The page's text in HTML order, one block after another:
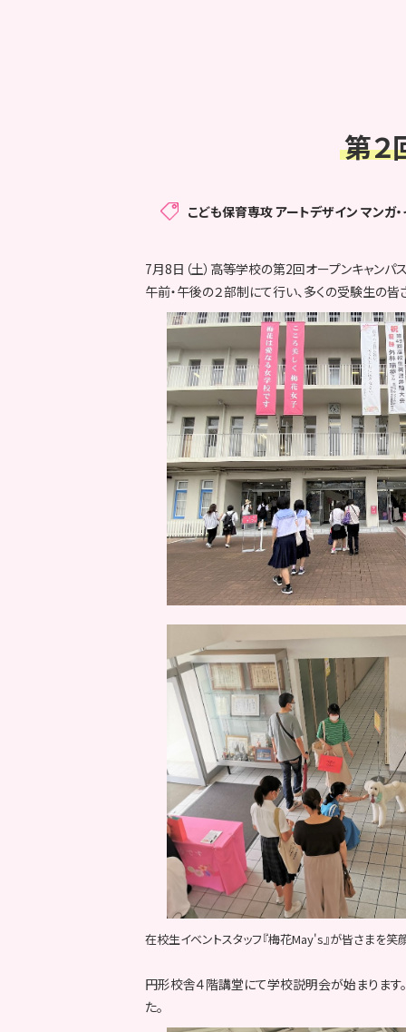
第２
こども保育専攻アートデザイン マンガ
7月8日（土）高等学校の第2回オープンキャンパ
午前・午後の２部制にて行い、多くの受験生の皆
在校生イベントスタッフ『梅花May's』が皆さまを笑
円形校舎４階講堂にて学校説明会が始まります
た。